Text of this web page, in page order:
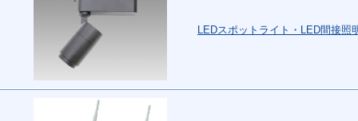
LEDスポットライト・LED間接照